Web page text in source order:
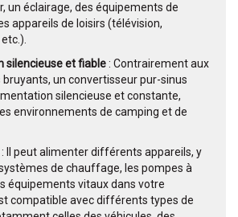
un éclairage, des équipements de
appareils de loisirs (télévision,
silencieuse et fiable: Contrairement aux
un convertisseur pur-sinus
silencieuse et constante,
environnements de camping et de
: Il peut alimenter différents appareils, y
de chauffage, les pompes à
équipements vitaux dans votre
compatible avec différents types de